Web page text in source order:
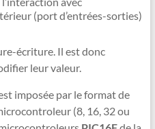
(port d’entrées-sorties)
écriture. Il est donc
leur valeur.
imposée par le format de
(8, 16, 32 ou